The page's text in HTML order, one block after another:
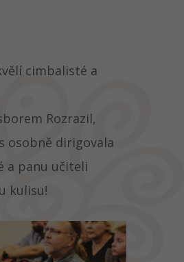
cimbalisté a
Rozrazil,
osobně dirigovala
a panu učiteli
kulisu!